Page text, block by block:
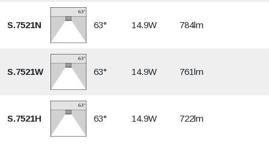
S.7521N 63° 14.9W 784lm
S.7521W 63° 14.9W 761lm
S.7521H 63° 14.9W 722lm